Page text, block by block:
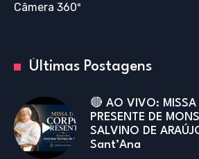
Câmera 360º
Últimas Postagens
🔴 AO VIVO: MISSA
PRESENTE DE
SALVINO DE
Sant’Ana